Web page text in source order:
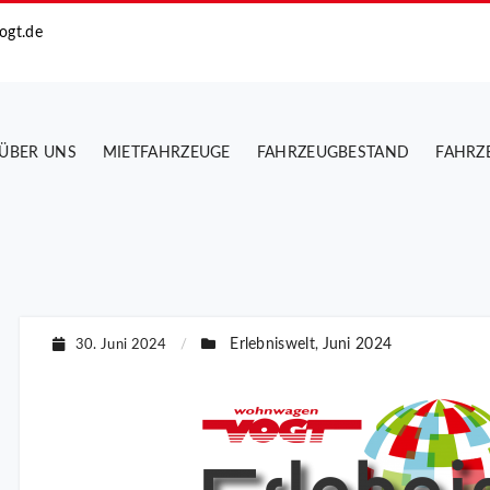
UNS MIETFAHRZEUGE FAHRZEUGBESTAND
30. Juni 2024 / Erlebniswelt, Juni 2024